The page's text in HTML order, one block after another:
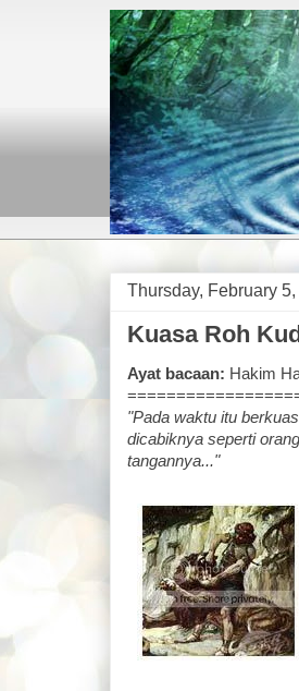
Thursday, February
Kuasa Roh
Ayat bacaan: Hakim
"Pada waktu itu
dicabiknya seperti
tangannya..."